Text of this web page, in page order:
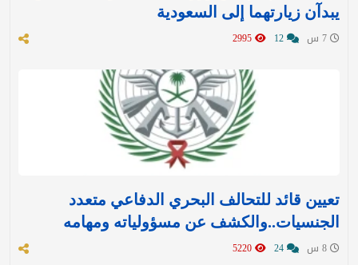
يبدآن زيارتهما إلى السعودية
تعيين قائد للتحالف البحري الدفاعي متعدد
الجنسيات..والكشف عن مسؤولياته ومهامه